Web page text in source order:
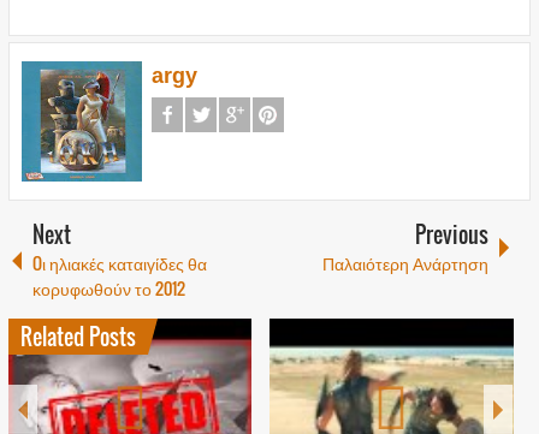
argy
Next
Oι ηλιακές καταιγίδες θα
κορυφωθούν το 2012
Previous
Παλαιότερη Ανάρτηση
Related Posts